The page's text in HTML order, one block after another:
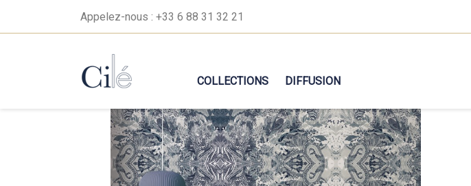
Appelez-nous : +33 6 88 31 32 21
COLLECTIONS DIFFUSION